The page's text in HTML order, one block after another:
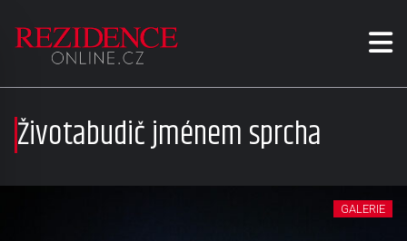
Životabudič jménem sprcha
GALERIE